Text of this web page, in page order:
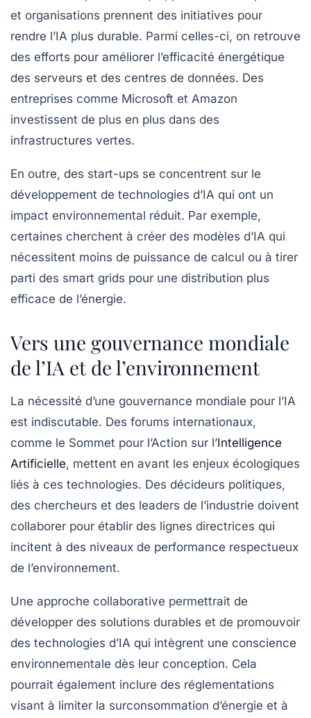
et organisations prennent des initiatives pour
rendre l’IA plus durable. Parmi celles-ci, on retrouve
des efforts pour améliorer l’efficacité énergétique
des serveurs et des centres de données. Des
entreprises comme Microsoft et Amazon
investissent de plus en plus dans des
infrastructures vertes.
En outre, des start-ups se concentrent sur le
développement de technologies d’IA qui ont un
impact environnemental réduit. Par exemple,
certaines cherchent à créer des modèles d’IA qui
nécessitent moins de puissance de calcul ou à tirer
parti des smart grids pour une distribution plus
efficace de l’énergie.
Vers une gouvernance mondiale
de l’IA et de l’environnement
La nécessité d’une gouvernance mondiale pour l’IA
est indiscutable. Des forums internationaux,
comme le Sommet pour l’Action sur l’Intelligence
Artificielle, mettent en avant les enjeux écologiques
liés à ces technologies. Des décideurs politiques,
des chercheurs et des leaders de l’industrie doivent
collaborer pour établir des lignes directrices qui
incitent à des niveaux de performance respectueux
de l’environnement.
Une approche collaborative permettrait de
développer des solutions durables et de promouvoir
des technologies d’IA qui intègrent une conscience
environnementale dès leur conception. Cela
pourrait également inclure des réglementations
visant à limiter la surconsommation d’énergie et à